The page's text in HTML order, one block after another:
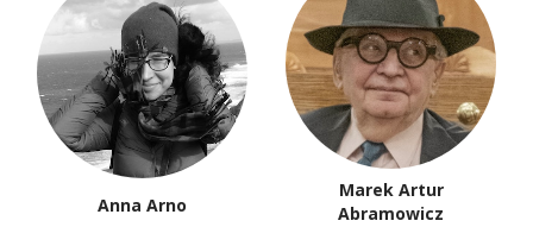
Anna Arno
Marek Artur
Abramowicz